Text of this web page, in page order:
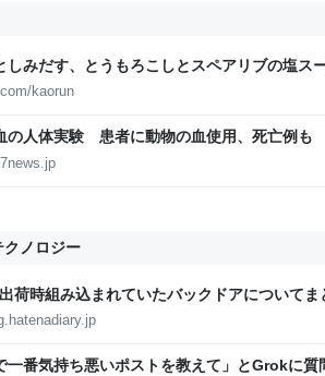
しみだす、とうもろこしとスペアリブの塩ス
kaorun
の人体実験 患者に動物の血使用、死亡例も
クノロジー
荷時組み込まれていたバックドアについてま
一番気持ち悪いポストを教えて」とGrokに質